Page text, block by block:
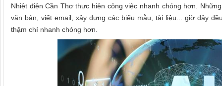
Nhiệt điện Cần Thơ thực hiện công việc nhanh chóng hơn.
văn bản, viết email, xây dựng các biểu mẫu, tài liệu... giờ đây
thậm chí nhanh chóng hơn.